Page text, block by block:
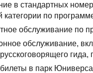
в стандартных
категории по
обcлуживание по
обслуживание,
гида,
в парк